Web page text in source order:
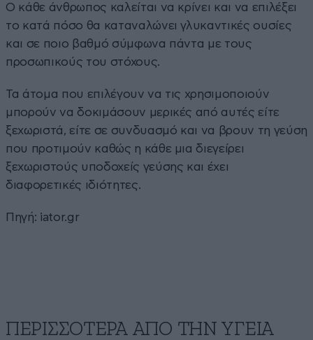
Ο κάθε άνθρωπος καλείται να κρίνει και να επιλέξει
το κατά πόσο θα καταναλώνει γλυκαντικές ουσίες
και σε ποιο βαθμό σύμφωνα πάντα με τους
προσωπικούς του στόχους.
Τα άτομα που επιλέγουν να τις χρησιμοποιούν
μπορούν να δοκιμάσουν μερικές από αυτές είτε
ξεχωριστά, είτε σε συνδυασμό και να βρουν τη γεύση
που προτιμούν καθώς η κάθε μια διεγείρει
ξεχωριστούς υποδοχείς γεύσης και έχει
διαφορετικές ιδιότητες.
Πηγή: iator.gr
ΠΕΡΙΣΣΟΤΕΡΑ ΑΠΟ ΤΗΝ ΥΓΕΙΑ